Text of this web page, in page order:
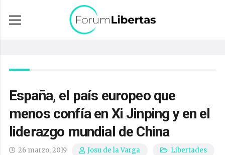
España, el país europeo que
menos confía en Xi Jinping y en el
liderazgo mundial de China
26 marzo, 2019 Josu de la Varga Libertades